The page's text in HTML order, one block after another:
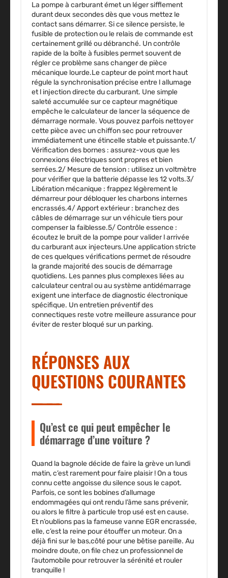
La pompe à carburant émet un léger sifflement
durant deux secondes dès que vous mettez le
contact sans démarrer. Si ce silence persiste, le
fusible de protection ou le relais de commande est
certainement grillé ou débranché. Un contrôle
rapide de la boîte à fusibles permet souvent de
régler ce problème sans changer de pièce
mécanique lourde.Le capteur de point mort haut
régule la synchronisation précise entre l allumage
et l injection directe du carburant. Une simple
saleté accumulée sur ce capteur magnétique
empêche le calculateur de lancer la séquence de
démarrage normale. Vous pouvez parfois nettoyer
cette pièce avec un chiffon sec pour retrouver
immédiatement une étincelle stable et puissante.1/
Vérification des bornes : assurez-vous que les
connexions électriques sont propres et bien
serrées.2/ Mesure de tension : utilisez un voltmètre
pour vérifier que la batterie dépasse les 12 volts.3/
Libération mécanique : frappez légèrement le
démarreur pour débloquer les charbons internes
encrassés.4/Apport extérieur: branchez des
câbles de démarrage sur un véhicule tiers pour
compenser la faiblesse.5/Contrôle essence :
écoutez le bruit de la pompe pour valider l arrivée
du carburant aux injecteurs.Une application stricte
de ces quelques vérifications permet de résoudre
la grande majorité des soucis de démarrage
quotidiens. Les pannes plus complexes liées au
calculateur central ou au système antidémarrage
exigent une interface de diagnostic électronique
spécifique. Un entretien préventif des
connectiques reste votre meilleure assurance pour
éviter de rester bloqué sur un parking.
RÉPONSES AUX
QUESTIONS COURANTES
Qu’est ce qui peut empêcher le
démarrage d’une voiture ?
Quand la bagnole décide de faire la grève un lundi
matin, c’est rarement pour faire plaisir ! On a tous
connu cette angoisse du silence sous le capot.
Parfois, ce sont les bobines d’allumage
endommagées qui ont rendu l’âme sans prévenir,
ou alors le filtre à particule trop usé est en cause.
Et n’oublions pas la fameuse vanne EGR encrassée,
elle, c’est la reine pour étouffer un moteur. On a
déjà fini sur le bas,côté pour une bêtise pareille. Au
moindre doute, on file chez un professionnel de
l’automobile pour retrouver la sérénité et rouler
tranquille !